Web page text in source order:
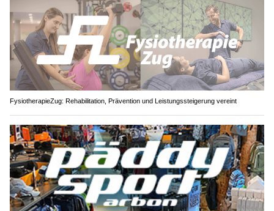
FysiotherapieZug: Rehabilitation, Prävention und Leistungssteigerung vereint